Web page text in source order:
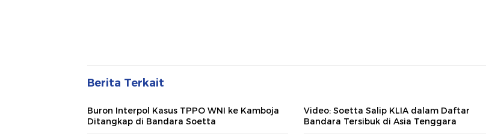
Berita Terkait
Buron Interpol Kasus TPPO WNI ke Kamboja
Ditangkap di Bandara Soetta
Video: Soetta Salip KLIA dalam Daftar
Bandara Tersibuk di Asia Tenggara